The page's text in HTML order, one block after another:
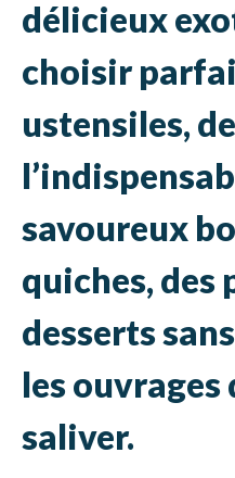
délicieux
choisir
ustensiles, de
savoureux
quiches, des
desserts
les
saliver.